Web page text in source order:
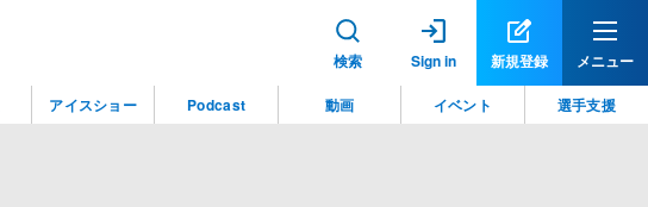
検索 Sign in 新規登録 メニュー
アイスショー Podcast 動画 イベント 選手支援